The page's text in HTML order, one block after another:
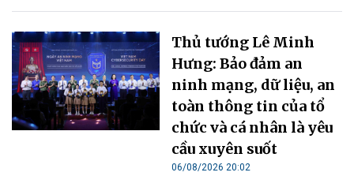
Thủ tướng Lê Minh
Hưng: Bảo đảm an
ninh mạng, dữ liệu, an
toàn thông tin của tổ
chức và cá nhân là yêu
cầu xuyên suốt
06/08/2026 20:02